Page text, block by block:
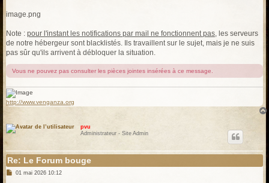
image.png
Note : pour l'instant les notifications par mail ne fonctionnent pas, les serveurs
de notre hébergeur sont blacklistés. Ils travaillent sur le sujet, mais je ne suis
pas sûr qu'ils arrivent à débloquer la situation.
Vous ne pouvez pas consulter les pièces jointes insérées à ce message.
http://www.venganza.org
pvu
Administrateur - Site Admin
Re: Le Forum bouge
M01 mai 2026 10:12